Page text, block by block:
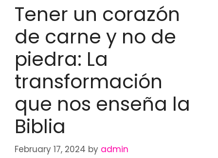
Tener un corazón
de carne y no de
piedra: La
transformación
que nos enseña la
Biblia
February 17, 2024 by admin